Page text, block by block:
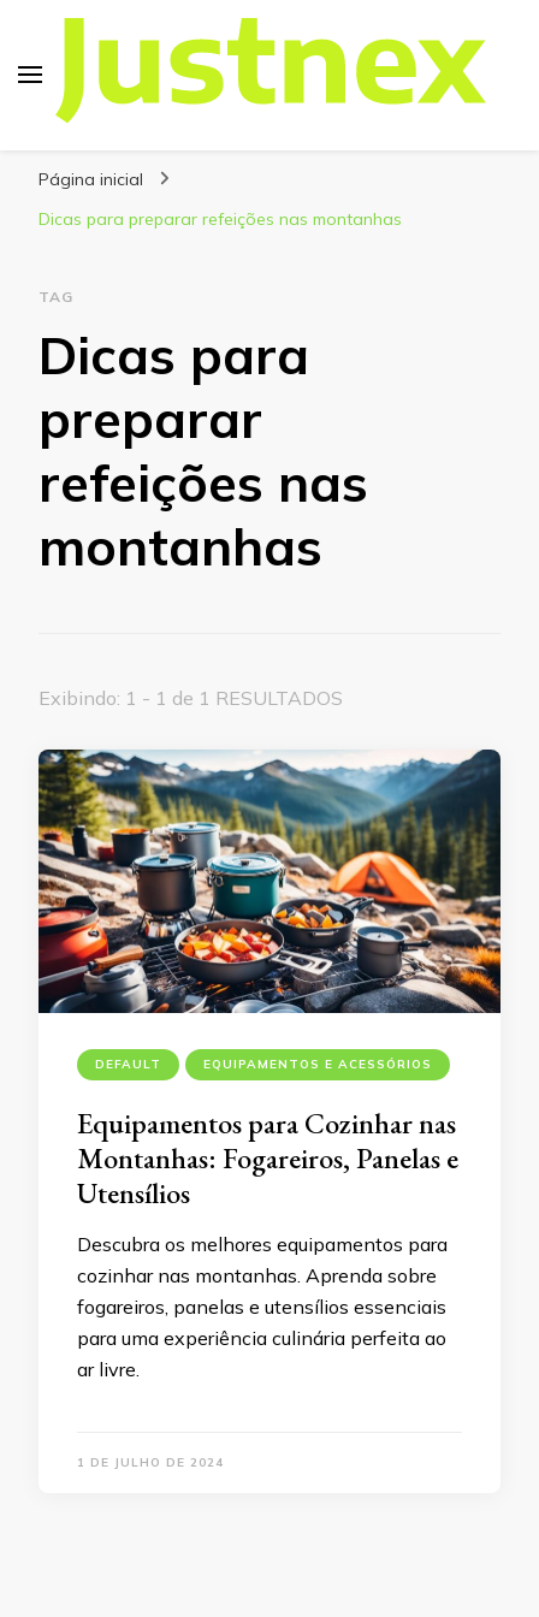
Página inicial
Dicas para preparar refeições nas montanhas
TAG
Dicas para
preparar
refeições nas
montanhas
Exibindo: 1 - 1 de 1 RESULTADOS
DEFAULT EQUIPAMENTOS E ACESSÓRIOS
Equipamentos para Cozinhar nas
Montanhas: Fogareiros, Panelas e
Utensílios
Descubra os melhores equipamentos para
cozinhar nas montanhas. Aprenda sobre
fogareiros, panelas e utensílios essenciais
para uma experiência culinária perfeita ao
ar livre.
1 DE JULHO DE 2024